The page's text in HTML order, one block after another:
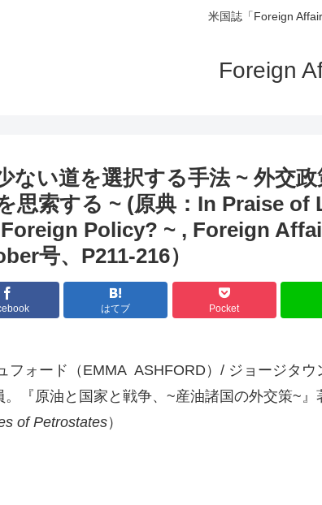
米国誌「Foreign
Foreign
ない道を選択する手法 ~ 外交
思索する ~ (原典：In Praise of
Policy? ~ , Foreign
号、P211-216）
はてブ Pocket
フォード（EMMA ASHFORD）/ ジョージタウ
『原油と国家と戦争、~産油諸国の外交策~』
of Petrostates）